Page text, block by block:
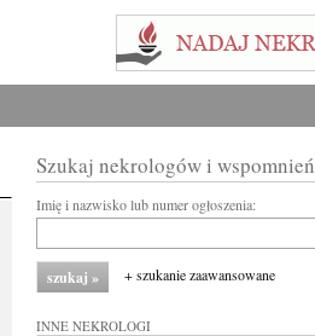
Szukaj nekrologów i wspomnień
Imię i nazwisko lub numer ogłoszenia:
+ szukanie zaawansowane
INNE NEKROLOGI